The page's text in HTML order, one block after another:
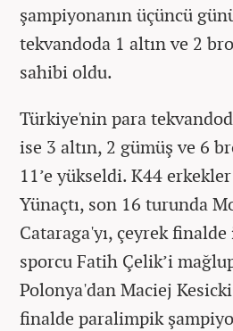
şampiyonanın üçüncü
tekvandoda 1 altın ve 2
sahibi oldu.
Türkiye'nin para
ise 3 altın, 2 gümüş ve 6
11’e yükseldi. K44
Yünaçtı, son 16 turunda
Cataraga'yı, çeyrek
sporcu Fatih Çelik’i
Polonya'dan Maciej
finalde paralimpik